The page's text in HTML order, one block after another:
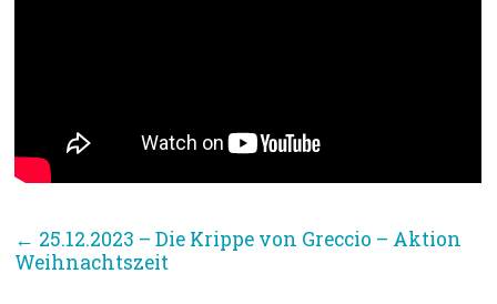
← 25.12.2023 – Die Krippe von Greccio – Aktion
Weihnachtszeit